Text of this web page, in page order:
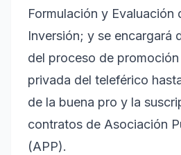
Formulación y Evaluación
Inversión; y se encargará
del proceso de
privada del teleférico
de la buena pro y la
contratos de Asociación
(APP).